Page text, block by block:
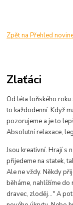
Zpět na Přehled
Zlaťáci
Od léta loňského
to každodenní. Když
pozorujeme a je to
Absolutní relaxace,
Jsou kreativní. Hrají s
přijedeme na statek,
Ale ne vždy. Někdy
běháme, nahlížíme do
dravec, zloděj..." A